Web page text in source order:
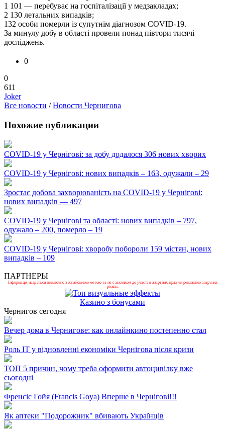
1 101 — перебуває на госпіталізації у медзакладах;
2 130 летальних випадків;
132 особи померли із супутнім діагнозом COVID-19.
За минулу добу в області провели понад півтори тисячі
досліджень.
0
0
611
Joker
Все новости /Новости Чернигова
Похожие публикации
COVID-19 у Чернігові: за добу додалося 306 нових хворих
COVID-19 у Чернігові: нових випадків – 163, одужали – 29
Зростає добова захворюваність на COVID-19 у Чернігові:
нових випадків — 497
COVID-19 у Чернігові та області: нових випадків – 797,
одужало – 200, померло – 19
COVID-19 у Чернігові: хворобу побороли 159 містян, нових
випадків – 109
ПАРТНЕРЫ
Інформація надається виключно з ознайомчою метою та не є закликом до участі в азартних іграх чи рекламою азартних
розваг.
Казино з бонусами
Чернигов сегодня
Вечер дома в Чернигове: как онлайнкино постепенно стал
Роль ІТ у відновленні економіки Чернігова після кризи
ТОП 5 причин, чому треба оформити автоцивілку вже
сьогодні
Френсіс Гойя (Francis Goya) Вперше в Чернігові!!!
Як аптеки "Подорожник" вбивають Українців